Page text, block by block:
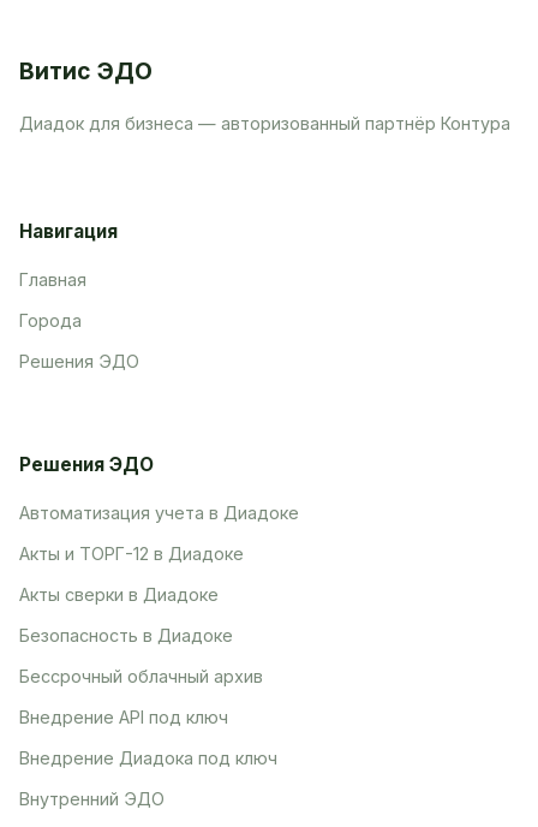
Витис ЭДО
Диадок для бизнеса — авторизованный партнёр Контура
Навигация
Главная
Города
Решения ЭДО
Решения ЭДО
Автоматизация учета в Диадоке
Акты и ТОРГ-12 в Диадоке
Акты сверки в Диадоке
Безопасность в Диадоке
Бессрочный облачный архив
Внедрение API под ключ
Внедрение Диадока под ключ
Внутренний ЭДО